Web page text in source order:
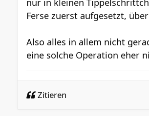
nur in kleinen
Ferse zuerst aufgesetzt,
Also alles in allem nicht
eine solche Operation eher
Zitieren